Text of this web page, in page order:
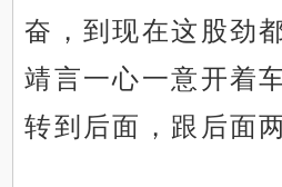
奋，到现在这股劲
靖言一心一意开着
转到后面，跟后面